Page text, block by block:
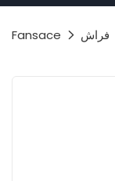
Fansace فراش